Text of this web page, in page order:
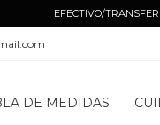
EFECTIVO/
DE MEDIDAS